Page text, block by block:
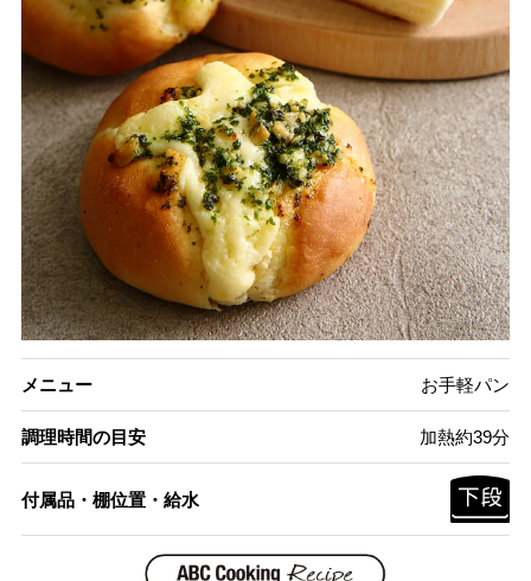
メニュー お手軽パン
調理時間の目安 加熱約39分
付属品・棚位置・給水